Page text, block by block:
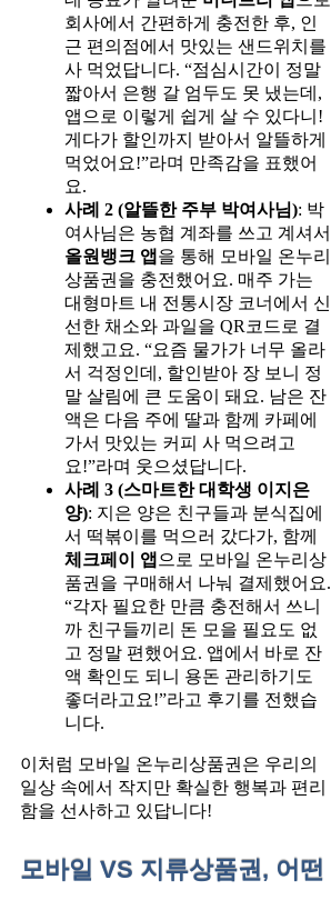
회사에서 간편하게 충전한 후, 인
근 편의점에서 맛있는 샌드위치를
사 먹었답니다. “점심시간이 정말
짧아서 은행 갈 엄두도 못 냈는데,
앱으로 이렇게 쉽게 살 수 있다니!
게다가 할인까지 받아서 알뜰하게
먹었어요!”라며 만족감을 표했어
요.
사례 2 (알뜰한 주부 박여사님): 박
여사님은 농협 계좌를 쓰고 계셔서
올원뱅크 앱 을 통해 모바일 온누리
상품권을 충전했어요. 매주 가는
대형마트 내 전통시장 코너에서 신
선한 채소와 과일을 QR코드로 결
제했고요. “요즘 물가가 너무 올라
서 걱정인데, 할인받아 장 보니 정
말 살림에 큰 도움이 돼요. 남은 잔
액은 다음 주에 딸과 함께 카페에
가서 맛있는 커피 사 먹으려고
요!”라며 웃으셨답니다.
사례 3 (스마트한 대학생 이지은
양): 지은 양은 친구들과 분식집에
서 떡볶이를 먹으러 갔다가, 함께
체크페이 앱 으로 모바일 온누리상
품권을 구매해서 나눠 결제했어요.
“각자 필요한 만큼 충전해서 쓰니
까 친구들끼리 돈 모을 필요도 없
고 정말 편했어요. 앱에서 바로 잔
액 확인도 되니 용돈 관리하기도
좋더라고요!”라고 후기를 전했습
니다.
이처럼 모바일 온누리상품권은 우리의
일상 속에서 작지만 확실한 행복과 편리
함을 선사하고 있답니다!
모바일 VS 지류상품권, 어떤